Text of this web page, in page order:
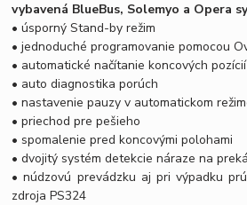
vybavená BlueBus, Solemyo a Opera
• úsporný Stand-by režim
• jednoduché programovanie pomocou
• automatické načítanie koncových pozícií
• auto diagnostika porúch
• nastavenie pauzy v automatickom
• priechod pre pešieho
• spomalenie pred koncovými polohami
• dvojitý systém detekcie náraze na
• núdzovú prevádzku aj pri výpadku
zdroja PS324